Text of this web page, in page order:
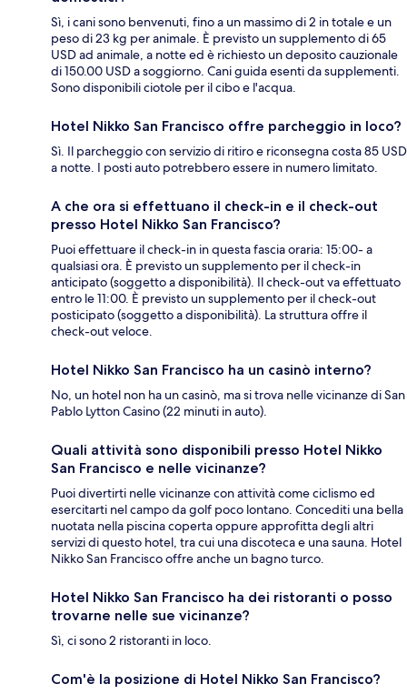
Sì, i cani sono benvenuti, fino a un massimo di 2 in totale e un
peso di 23 kg per animale. È previsto un supplemento di 65
USD ad animale, a notte ed è richiesto un deposito cauzionale
di 150.00 USD a soggiorno. Cani guida esenti da supplementi.
Sono disponibili ciotole per il cibo e l'acqua.
Hotel Nikko San Francisco offre parcheggio in loco?
Sì. Il parcheggio con servizio di ritiro e riconsegna costa 85 USD
a notte. I posti auto potrebbero essere in numero limitato.
A che ora si effettuano il check-in e il check-out
presso Hotel Nikko San Francisco?
Puoi effettuare il check-in in questa fascia oraria: 15:00- a
qualsiasi ora. È previsto un supplemento per il check-in
anticipato (soggetto a disponibilità). Il check-out va effettuato
entro le 11:00. È previsto un supplemento per il check-out
posticipato (soggetto a disponibilità). La struttura offre il
check-out veloce.
Hotel Nikko San Francisco ha un casinò interno?
No, un hotel non ha un casinò, ma si trova nelle vicinanze di San
Pablo Lytton Casino (22 minuti in auto).
Quali attività sono disponibili presso Hotel Nikko
San Francisco e nelle vicinanze?
Puoi divertirti nelle vicinanze con attività come ciclismo ed
esercitarti nel campo da golf poco lontano. Concediti una bella
nuotata nella piscina coperta oppure approfitta degli altri
servizi di questo hotel, tra cui una discoteca e una sauna. Hotel
Nikko San Francisco offre anche un bagno turco.
Hotel Nikko San Francisco ha dei ristoranti o posso
trovarne nelle sue vicinanze?
Sì, ci sono 2 ristoranti in loco.
Com'è la posizione di Hotel Nikko San Francisco?